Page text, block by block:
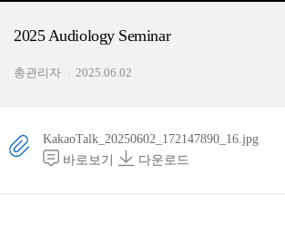
2025 Audiology Seminar
총관리자 2025.06.02
KakaoTalk_20250602_172147890_16.jpg
바로보기
다운로드